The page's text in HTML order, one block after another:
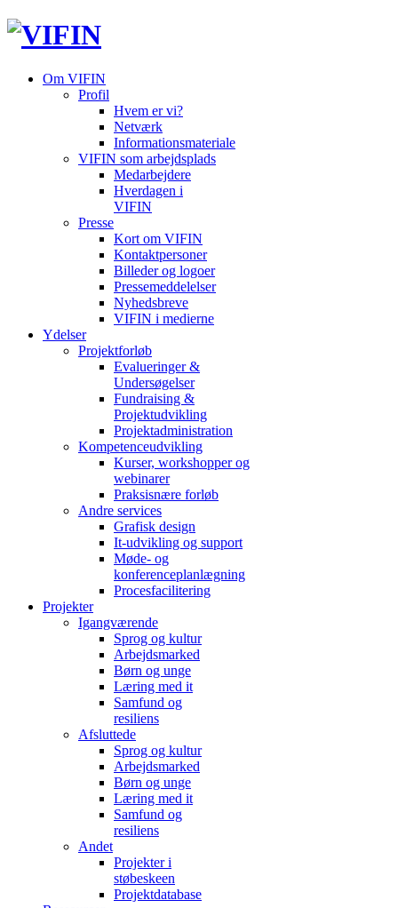
Om VIFIN
Profil
Hvem er vi?
Netværk
Informationsmateriale
VIFIN som arbejdsplads
Medarbejdere
Hverdagen i
VIFIN
Presse
Kort om VIFIN
Kontaktpersoner
Billeder og logoer
Pressemeddelelser
Nyhedsbreve
VIFIN i medierne
Ydelser
Projektforløb
Evalueringer &
Undersøgelser
Fundraising &
Projektudvikling
Projektadministration
Kompetenceudvikling
Kurser, workshopper og
webinarer
Praksisnære forløb
Andre services
Grafisk design
It-udvikling og support
Møde- og
konferenceplanlægning
Procesfacilitering
Projekter
Igangværende
Sprog og kultur
Arbejdsmarked
Børn og unge
Læring med it
Samfund og
resiliens
Afsluttede
Sprog og kultur
Arbejdsmarked
Børn og unge
Læring med it
Samfund og
resiliens
Andet
Projekter i
støbeskeen
Projektdatabase